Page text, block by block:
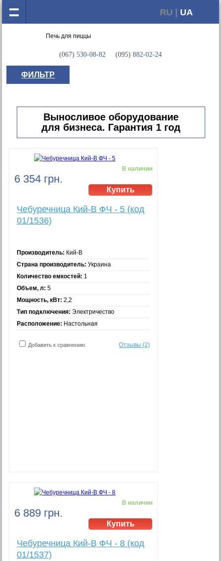
RU | UA
(067) 530-08-82 (095) 882-02-24
ФИЛЬТР
Выносливое оборудование
для бизнеса. Гарантия 1 год
6 354 грн.
В наличии
Чебуречница Кий-В ФЧ - 5 (код
01/1536)
Производитель: Кий-В
Страна производитель: Украина
Количество емкостей: 1
Объем, л: 5
Мощность, кВт: 2,2
Тип подключения: Электричество
Расположение: Настольная
Добавить к сравнению Отзывы (2)
6 889 грн.
В наличии
Чебуречница Кий-В ФЧ - 8 (код
01/1537)